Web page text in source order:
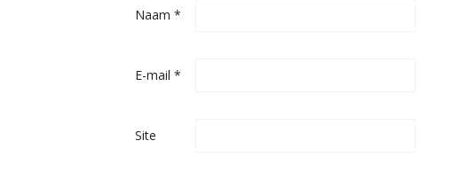
Naam *
E-mail *
Site